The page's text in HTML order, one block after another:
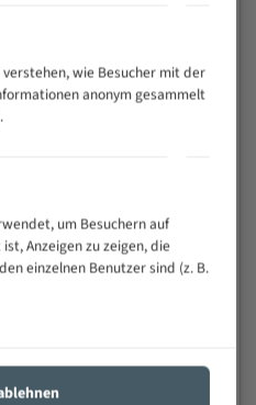
Zahnbruch auch bei
Federstahl
wie Besucher mit der
anonym gesammelt
um Besuchern auf
Anzeigen zu zeigen, die
einzelnen Benutzer sind (z. B.